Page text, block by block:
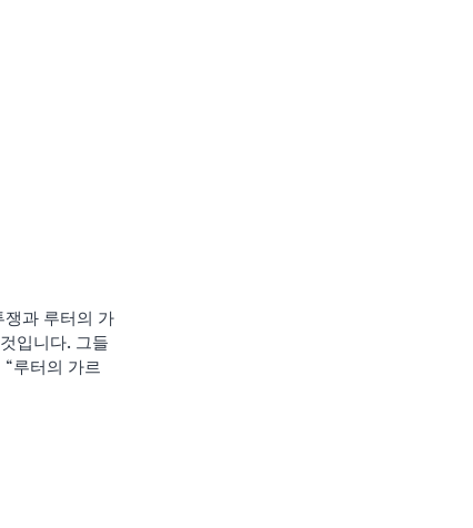
과 루터의 가
입니다. 그들
루터의 가르